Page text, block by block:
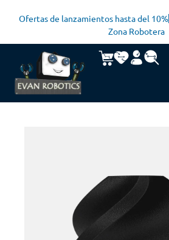
Ofertas de lanzamientos hasta del 10%
Zona Robotera